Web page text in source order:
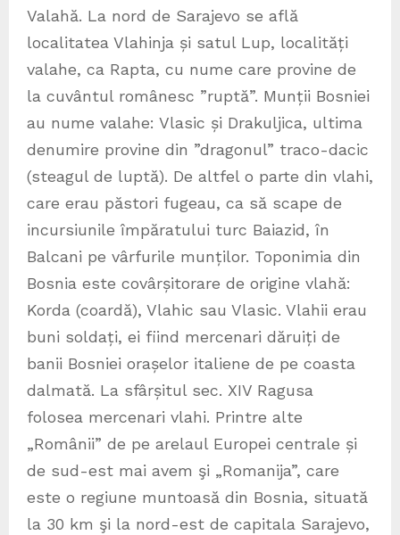
Valahă. La nord de Sarajevo se află
localitatea Vlahinja și satul Lup, localități
valahe, ca Rapta, cu nume care provine de
la cuvântul românesc ”ruptă”. Munții Bosniei
au nume valahe: Vlasic și Drakuljica, ultima
denumire provine din ”dragonul” traco-dacic
(steagul de luptă). De altfel o parte din vlahi,
care erau păstori fugeau, ca să scape de
incursiunile împăratului turc Baiazid, în
Balcani pe vârfurile munților. Toponimia din
Bosnia este covârșitorare de origine vlahă:
Korda (coardă), Vlahic sau Vlasic. Vlahii erau
buni soldați, ei fiind mercenari dăruiți de
banii Bosniei orașelor italiene de pe coasta
dalmată. La sfârșitul sec. XIV Ragusa
folosea mercenari vlahi. Printre alte
„Românii” de pe arelaul Europei centrale și
de sud-est mai avem şi „Romanija”, care
este o regiune muntoasă din Bosnia, situată
la 30 km şi la nord-est de capitala Sarajevo,